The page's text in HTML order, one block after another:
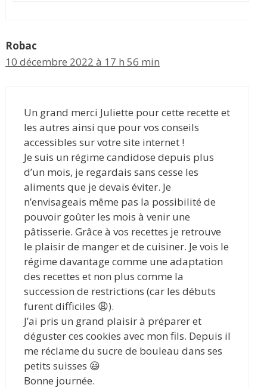
Robac
10 décembre 2022 à 17 h 56 min
Un grand merci Juliette pour cette recette et
les autres ainsi que pour vos conseils
accessibles sur votre site internet !
Je suis un régime candidose depuis plus
d’un mois, je regardais sans cesse les
aliments que je devais éviter. Je
n’envisageais même pas la possibilité de
pouvoir goûter les mois à venir une
pâtisserie. Grâce à vos recettes je retrouve
le plaisir de manger et de cuisiner. Je vois le
régime davantage comme une adaptation
des recettes et non plus comme la
succession de restrictions (car les débuts
furent difficiles 😩).
J’ai pris un grand plaisir à préparer et
déguster ces cookies avec mon fils. Depuis il
me réclame du sucre de bouleau dans ses
petits suisses 😃
Bonne journée.